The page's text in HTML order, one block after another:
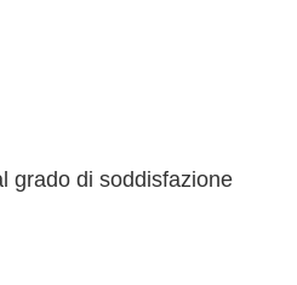
grado di soddisfazione